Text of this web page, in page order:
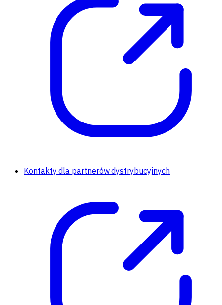
Kontakty dla partnerów dystrybucyjnych